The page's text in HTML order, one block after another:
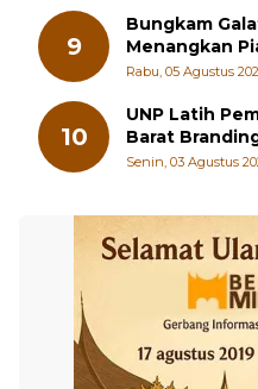
9
Bungkam
Menangkan
Cup 2026
Rabu, 05 Agustus
10
UNP Latih
Barat
Senin, 03 Agustus